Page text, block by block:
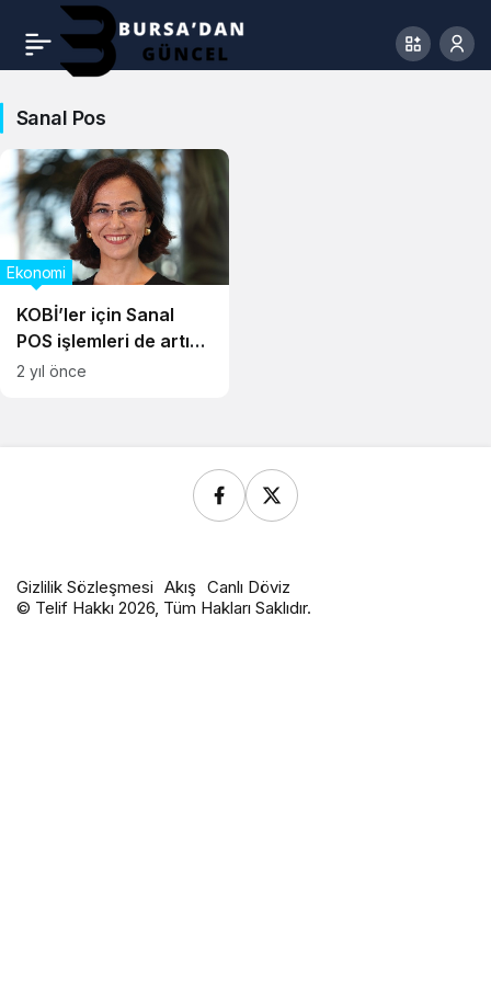
Sanal Pos
KOBİ’ler için Sanal
POS işlemleri de artık
Akbank Mobil’de
Ekonomi
2 yıl önce
Gizlilik Sözleşmesi Akış Canlı Döviz
© Telif Hakkı 2026, Tüm Hakları Saklıdır.